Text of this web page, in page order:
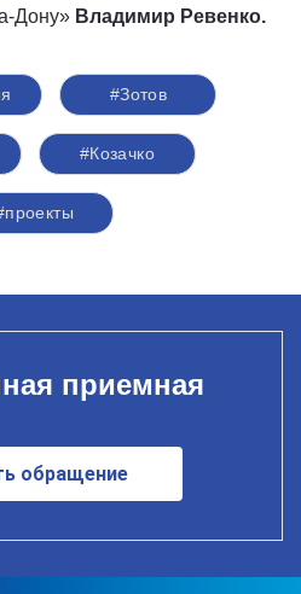
Дону» Владимир Ревенко.
#Зотов
#Козачко
приемная
обращение